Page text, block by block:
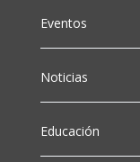
Eventos
Noticias
Educación